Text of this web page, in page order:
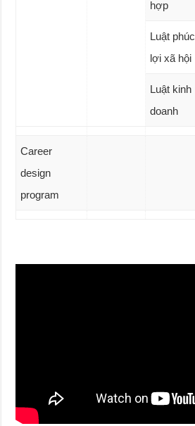
hợp
Luật phúc
lợi xã hội
Luật kinh
doanh
Career
design
program